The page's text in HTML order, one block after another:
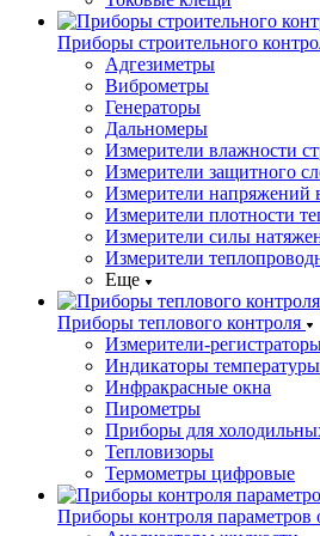
Приборы строительного
Адгезиметры
Виброметры
Генераторы
Дальномеры
Измерители влажности
Измерители защитного
Измерители напряжений
Измерители плотности
Измерители силы
Измерители
Еще
Приборы теплового контроля
Измерители-
Индикаторы температуры
Инфракрасные окна
Пирометры
Приборы для
Тепловизоры
Термометры цифровые
Приборы контроля